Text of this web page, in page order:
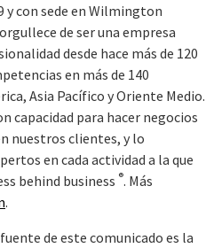
y con sede en Wilmington
de ser una empresa
desde hace más de 120
en más de 140
Asia Pacífico y Oriente Medio.
capacidad para hacer negocios
nuestros clientes, y lo
en cada actividad a la que
behind business ®. Más
.
de este comunicado es la